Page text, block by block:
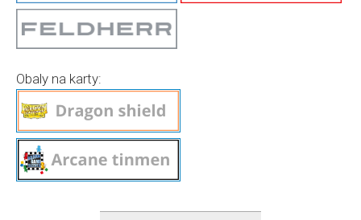
Obaly na karty: